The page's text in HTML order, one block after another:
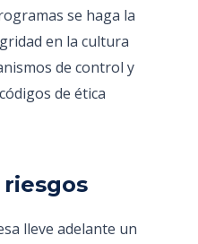
se haga la
en la cultura
de control y
de ética
riesgos
lleve adelante un